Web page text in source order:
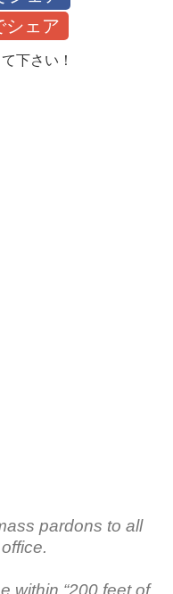
シェア
下さい！
pardons to all
within “200 feet of